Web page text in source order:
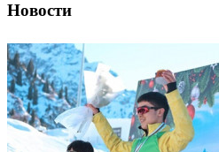
Новости